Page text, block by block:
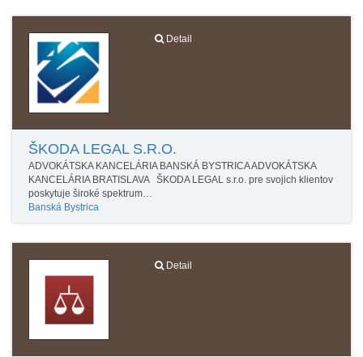
Detail
ŠKODA LEGAL S.R.O.
ADVOKÁTSKA KANCELÁRIA BANSKÁ BYSTRICA ADVOKÁTSKA
KANCELÁRIA BRATISLAVA ŠKODA LEGAL s.r.o. pre svojich klientov
poskytuje široké spektrum…
Banská Bystrica
Detail